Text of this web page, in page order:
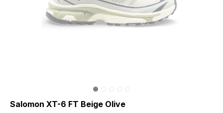
Salomon XT-6 FT Beige Olive